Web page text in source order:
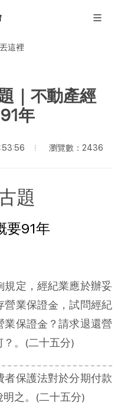
這裡
｜不動產經
年
瀏覽數：2436
題
要91年
規定，經紀業應於辦妥
營業保證金，試問經紀
保證金？請求退還營
。(二十五分)
者保護法對於分期付款
之。(二十五分)